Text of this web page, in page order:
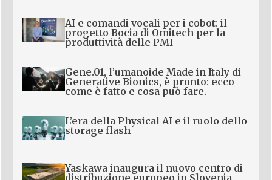
AI e comandi vocali per i cobot: il
progetto Bocia di Omitech per la
produttività delle PMI
Gene.01, l’umanoide Made in Italy di
Generative Bionics, è pronto: ecco
come è fatto e cosa può fare.
L’era della Physical AI e il ruolo dello
storage flash
Yaskawa inaugura il nuovo centro di